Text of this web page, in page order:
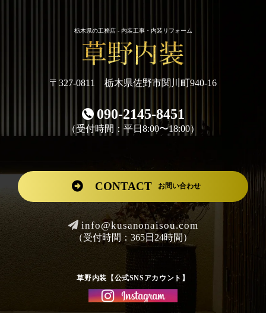
栃木県の工務店 - 内装工事・内装リフォーム
〒327-0811 栃木県佐野市関川町940-16
090-2145-8451
（受付時間：平日8:00〜18:00）
CONTACT お問い合わせ
info@kusanonaisou.com
（受付時間：365日24時間）
草野内装【公式SNSアカウント】